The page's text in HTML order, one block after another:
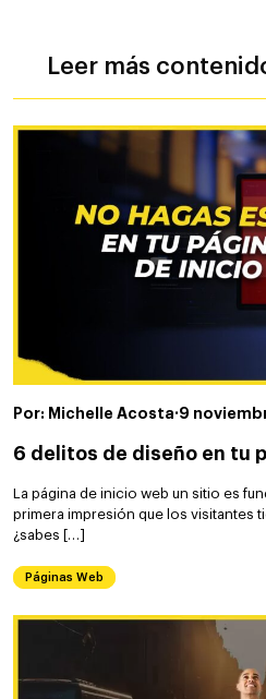
Leer más
Por: Michelle Acosta·9
6 delitos de diseño en tu
La página de inicio web un sitio es
primera impresión que los visitantes
¿sabes […]
Páginas Web